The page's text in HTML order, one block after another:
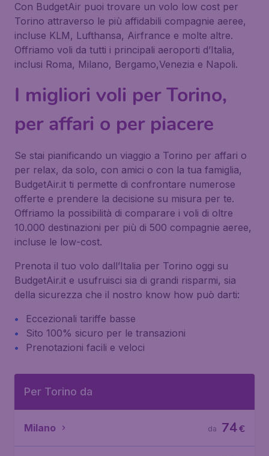
Con BudgetAir puoi trovare un volo low cost per
Torino attraverso le più affidabili compagnie aeree,
incluse KLM, Lufthansa, Airfrance e molte altre.
Offriamo voli da tutti i principali aeroporti d’Italia,
inclusi Roma, Milano, Bergamo,Venezia e Napoli.
I migliori voli per Torino,
per affari o per piacere
Se stai pianificando un viaggio a Torino per affari o
per relax, da solo, con amici o con la tua famiglia,
BudgetAir.it ti permette di confrontare numerose
offerte e prendere la decisione su misura per te.
Offriamo la possibilità di comparare i voli di oltre
10.000 destinazioni per più di 500 compagnie aeree,
incluse le low-cost.
Prenota il tuo volo dall’Italia per Torino oggi su
BudgetAir.it e usufruisci sia di grandi risparmi, sia
della sicurezza che il nostro know how può darti:
Eccezionali tariffe basse
Sito 100% sicuro per le transazioni
Prenotazioni facili e veloci
Per Torino da
Milano €
74
da